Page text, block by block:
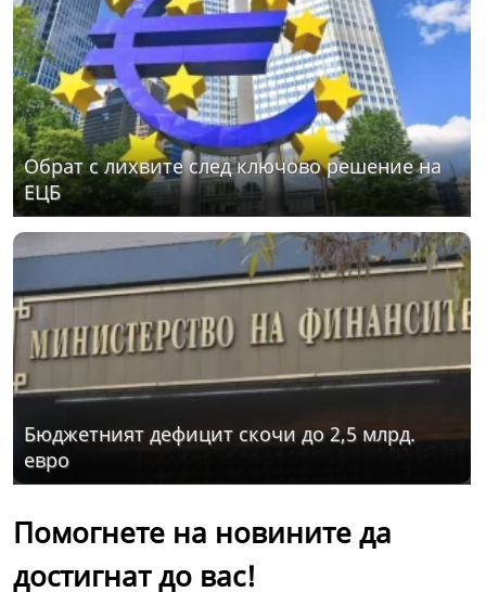
Обрат с лихвите след ключово решение на
ЕЦБ
Бюджетният дефицит скочи до 2,5 млрд.
евро
Помогнете на новините да
достигнат до вас!